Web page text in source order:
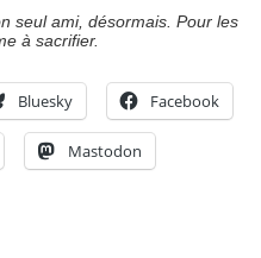
seul ami, désormais. Pour les
à sacrifier.
Bluesky Facebook
Mastodon